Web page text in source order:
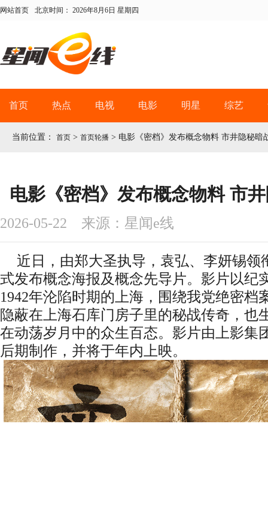
网站首页 北京时间： 2026年8月6日 星期四
首页 热点 电视 电影 明星 综艺
当前位置： 首页 > 首页轮播 > 电影《密档》发布概念物料 市井隐秘暗
电影《密档》发布概念物料 市
2026-05-22 来源：星闻e线
近日，由郑大圣执导，袁弘、李妍锡领
式发布概念海报及概念先导片。影片以纪
1942年沦陷时期的上海，围绕我党绝密档
隐蔽在上海石库门房子里的秘战传奇，也
在动荡岁月中的众生百态。影片由上影集
后期制作，并将于年内上映。